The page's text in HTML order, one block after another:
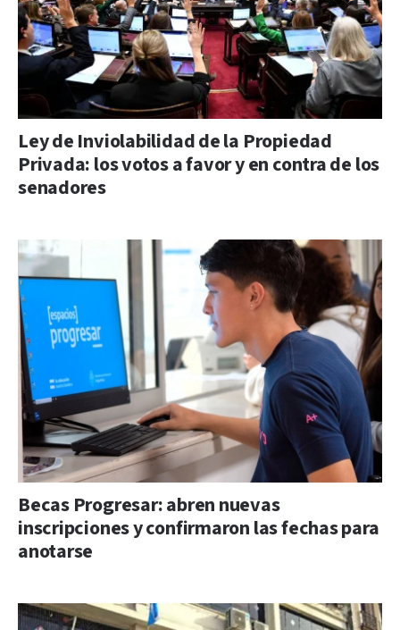
Ley de Inviolabilidad de la Propiedad
Privada: los votos a favor y en contra de los
senadores
Becas Progresar: abren nuevas
inscripciones y confirmaron las fechas para
anotarse